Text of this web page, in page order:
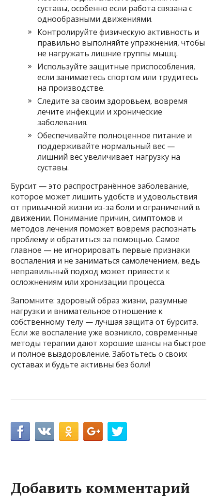
суставы, особенно если работа связана с
однообразными движениями.
Контролируйте физическую активность и
правильно выполняйте упражнения, чтобы
не нагружать лишние группы мышц.
Используйте защитные приспособления,
если занимаетесь спортом или трудитесь
на производстве.
Следите за своим здоровьем, вовремя
лечите инфекции и хронические
заболевания.
Обеспечивайте полноценное питание и
поддерживайте нормальный вес —
лишний вес увеличивает нагрузку на
суставы.
Бурсит — это распространённое заболевание,
которое может лишить удобств и удовольствия
от привычной жизни из-за боли и ограничений в
движении. Понимание причин, симптомов и
методов лечения поможет вовремя распознать
проблему и обратиться за помощью. Самое
главное — не игнорировать первые признаки
воспаления и не заниматься самолечением, ведь
неправильный подход может привести к
осложнениям или хронизации процесса.
Запомните: здоровый образ жизни, разумные
нагрузки и внимательное отношение к
собственному телу — лучшая защита от бурсита.
Если же воспаление уже возникло, современные
методы терапии дают хорошие шансы на быстрое
и полное выздоровление. Заботьтесь о своих
суставах и будьте активны без боли!
Добавить комментарий